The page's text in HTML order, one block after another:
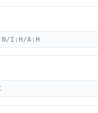
I:H/A:H